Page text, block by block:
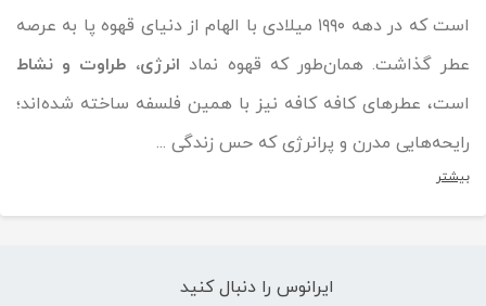
است که در دهه ۱۹۹۰ میلادی با الهام از دنیای قهوه پا به عرصه
عطر گذاشت. همان‌طور که قهوه نماد انرژی، طراوت و نشاط
است، عطرهای کافه کافه نیز با همین فلسفه ساخته شده‌اند؛
رایحه‌هایی مدرن و پرانرژی که حس زندگی ...
بیشتر
ایرانوس را دنبال کنید